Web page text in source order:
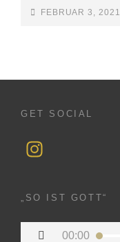
FEBRUAR 3, 2021
GET SOCIAL
a
„SO IST GOTT“
Audio-
00:00